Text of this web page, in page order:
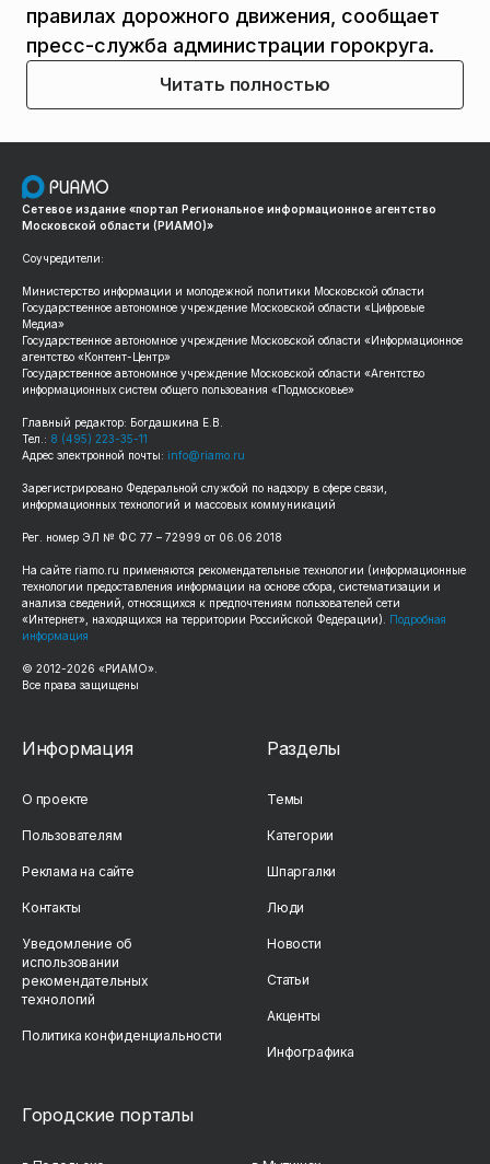
правилах дорожного движения, сообщает
пресс-служба администрации горокруга.
Читать полностью
Сетевое издание «портал Региональное информационное агентство
Московской области (РИАМО)»
Соучредители:
Министерство информации и молодежной политики Московской области
Государственное автономное учреждение Московской области «Цифровые
Медиа»
Государственное автономное учреждение Московской области «Информационное
агентство «Контент-Центр»
Государственное автономное учреждение Московской области «Агентство
информационных систем общего пользования «Подмосковье»
Главный редактор: Богдашкина Е.В.
Тел.: 8 (495) 223-35-11
Адрес электронной почты: info@riamo.ru
Зарегистрировано Федеральной службой по надзору в сфере связи,
информационных технологий и массовых коммуникаций
Рег. номер ЭЛ № ФС 77 – 72999 от 06.06.2018
На сайте riamo.ru применяются рекомендательные технологии (информационные
технологии предоставления информации на основе сбора, систематизации и
анализа сведений, относящихся к предпочтениям пользователей сети
«Интернет», находящихся на территории Российской Федерации). Подробная
информация
© 2012-2026 «РИАМО».
Все права защищены
Информация
О проекте
Пользователям
Реклама на сайте
Контакты
Уведомление об
использовании
рекомендательных
технологий
Политика конфиденциальности
Разделы
Темы
Категории
Шпаргалки
Люди
Новости
Статьи
Акценты
Инфографика
Городские порталы